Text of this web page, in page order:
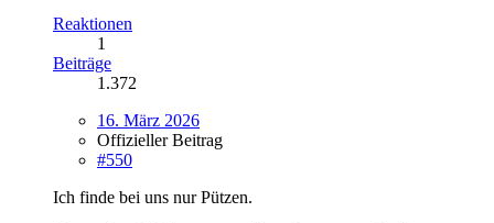
Reaktionen
1
Beiträge
1.372
16. März 2026
Offizieller Beitrag
#550
Ich finde bei uns nur Pützen.